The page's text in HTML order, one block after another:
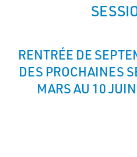
RENTRÉE DE
DES PROCHAINES
MARS AU 10